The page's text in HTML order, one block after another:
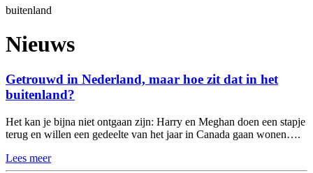
buitenland
Nieuws
Getrouwd in Nederland, maar hoe zit dat in het
buitenland?
Het kan je bijna niet ontgaan zijn: Harry en Meghan doen een stapje
terug en willen een gedeelte van het jaar in Canada gaan wonen….
Lees meer